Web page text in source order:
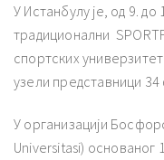
У Истанбулу је, од 9.
традиционални
спортских
узели представници
У организацији
Universitasi) основаног